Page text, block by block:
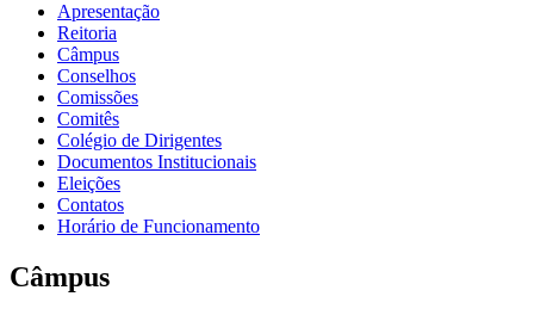
Apresentação
Reitoria
Câmpus
Conselhos
Comissões
Comitês
Colégio de Dirigentes
Documentos Institucionais
Eleições
Contatos
Horário de Funcionamento
Câmpus